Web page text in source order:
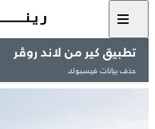
تطبيق كير من لاند روڤر
حذف بيانات فيسبوك